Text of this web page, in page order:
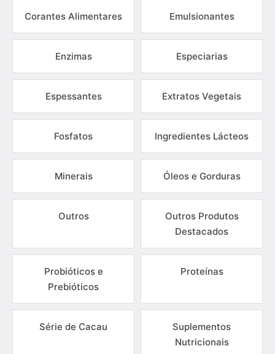
Corantes Alimentares Emulsionantes
Enzimas Especiarias
Espessantes Extratos Vegetais
Fosfatos Ingredientes Lácteos
Minerais Óleos e Gorduras
Outros
Outros Produtos
Destacados
Probióticos e
Prebióticos
Proteínas
Série de Cacau
Suplementos
Nutricionais